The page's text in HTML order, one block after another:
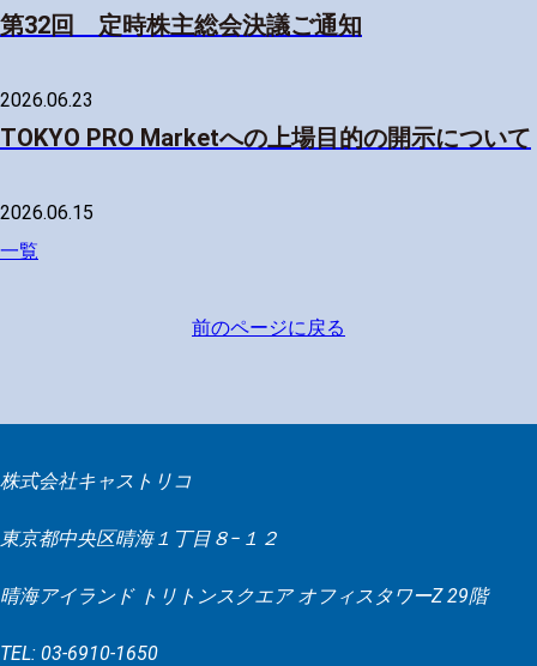
第32回 定時株主総会決議ご通知
2026.06.23
TOKYO PRO Marketへの上場目的の開示について
2026.06.15
一覧
前のページに戻る
株式会社キャストリコ
東京都中央区晴海１丁目８−１２
晴海アイランド トリトンスクエア オフィスタワーZ 29階
TEL: 03-6910-1650